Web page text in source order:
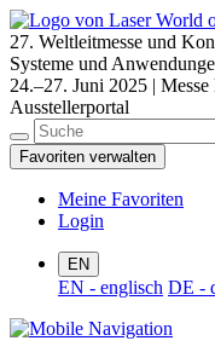
27. Weltleitmesse und
Systeme und
24.–27. Juni 2025 |
Ausstellerportal
Favoriten verwalten
Meine Favoriten
Login
EN
EN - englisch DE -